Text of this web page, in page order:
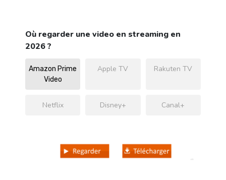
Où regarder une video en streaming en
2026 ?
Amazon Prime
Video
Apple TV Rakuten TV
Netflix Disney+ Canal+